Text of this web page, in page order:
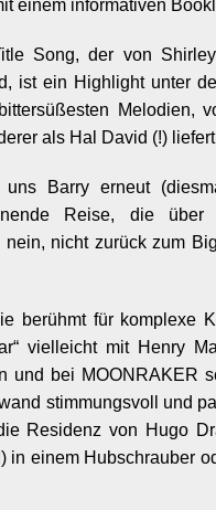
einem informativen
Song, der von
ist ein Highlight unter
Melodien,
als Hal David (!)
uns Barry erneut
Reise, die
nein, nicht zurück zum
berühmt für komplexe
vielleicht mit Henry
und bei MOONRAKER
stimmungsvoll und
Residenz von Hugo
in einem Hubschrauber